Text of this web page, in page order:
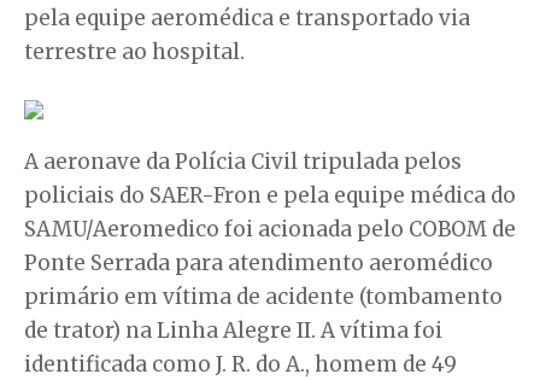
pela equipe aeromédica e transportado via
terrestre ao hospital.
A aeronave da Polícia Civil tripulada pelos
policiais do SAER-Fron e pela equipe médica do
SAMU/Aeromedico foi acionada pelo COBOM de
Ponte Serrada para atendimento aeromédico
primário em vítima de acidente (tombamento
de trator) na Linha Alegre II. A vítima foi
identificada como J. R. do A., homem de 49